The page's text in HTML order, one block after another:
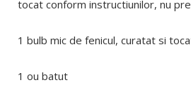
tocat conform instructiunilor, nu
1 bulb mic de fenicul, curatat si
1 ou batut